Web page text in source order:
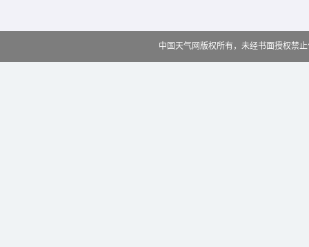
中国天气网版权所有，未经书面授权